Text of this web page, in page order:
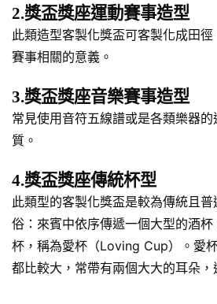
2.獎盃獎座運動賽事造型
此類造型客製化獎盃可客製化成田
賽事相關的意義。
3.獎盃獎座音樂賽事造型
常見使用音符五線譜或是各類樂器
質。
4.獎盃獎座傳統杯型
此類型的客製化獎盃是較為傳統且
俗：來賓中依序傳遞一個大型的酒
杯，稱為愛杯（Loving Cup）。愛
都比較大，常帶有兩個大大的耳朵